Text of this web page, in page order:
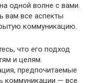
одной волне с вами.
вам все аспекты
коммуникацию.
что его подход
и целям.
предпочитаемые
коммуникации — все